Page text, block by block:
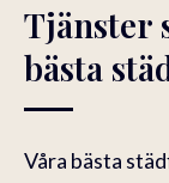
Tjänster
bästa
Våra bästa